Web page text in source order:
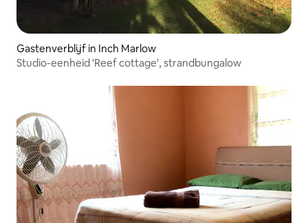
Gastenverblijf in Inch Marlow
Studio-eenheid 'Reef cottage', strandbungalow